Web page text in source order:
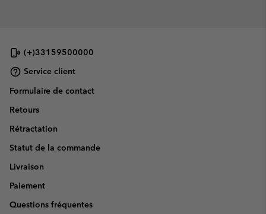
(+)33159500000
Service client
Formulaire de contact
Retours
Rétractation
Statut de la commande
Livraison
Paiement
Questions fréquentes